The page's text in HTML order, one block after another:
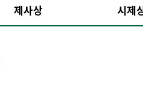
제사상 시제